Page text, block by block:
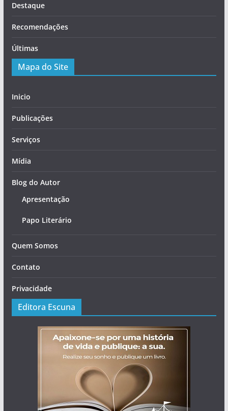
Destaque
Recomendações
Últimas
Mapa do Site
Inicio
Publicações
Serviços
Mídia
Blog do Autor
Apresentação
Papo Literário
Quem Somos
Contato
Privacidade
Editora Escuna